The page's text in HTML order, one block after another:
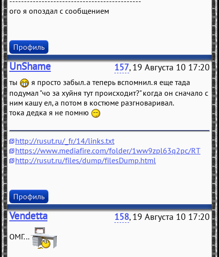
ого я опоздал с сообщением
Профиль
UnShame 157, 19 Августа 10 17:20
ты
я просто забыл. а теперь вспомнил. я еще тада
подумал "чо за хуйня тут происходит?" когда он сначало с
ним кашу ел, а потом в костюме разгноваривал.
тока дедка я не помню
http://rusut.ru/_fr/14/links.txt
https://www.mediafire.com/folder/1ww9zpl63q2pc/RT
http://rusut.ru/files/dump/filesDump.html
Профиль
Vendetta 158, 19 Августа 10 17:20
ОМГ...